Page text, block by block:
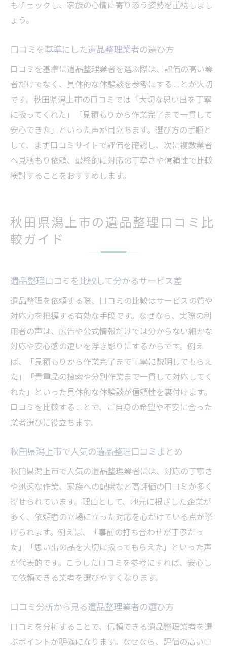
もチェックし、家族の心情に寄り添う姿勢を重視しまし
ょう。
口コミを基準にした遺品整理業者の選び方
口コミを基準に遺品整理業者を選ぶ際は、評価の高い業
者だけでなく、具体的な体験談を参考にすることが大切
です。秋田県潟上市の口コミでは「大切な思い出を丁寧
に扱ってくれた」「見積もりから作業完了まで一貫して
安心できた」といった声が目立ちます。選び方の手順と
して、まず口コミサイトで評価を確認し、次に複数業者
へ見積もり依頼、最終的に対応の丁寧さや信頼性で比較
検討することをおすすめします。
秋田県潟上市の遺品整理口コミ比
較ガイド
遺品整理口コミを比較して分かるサービス差
遺品整理を依頼する際、口コミの比較はサービスの質や
対応力を把握する有効な手段です。なぜなら、実際の利
用者の声は、広告や公式情報だけでは分からない細かな
対応や安心感の違いを浮き彫りにするからです。例え
ば、「見積もりから作業完了まで丁寧に説明してもらえ
た」「貴重品の捜索や分別作業まで一貫して対応してく
れた」といった具体的な体験談が信頼性を裏付けます。
口コミを比較することで、ご自身の希望や不安に合った
業者選びに役立ちます。
秋田県潟上市で人気の遺品整理口コミまとめ
秋田県潟上市で人気の遺品整理業者には、対応の丁寧さ
や迅速な作業、家族への配慮など高評価の口コミが多く
寄せられています。理由として、地元に根ざした企業が
多く、依頼者の立場に立った対応を心がけている点が挙
げられます。例えば、「事前の打ち合わせが丁寧だっ
た」「思い出の品を大切に扱ってもらえた」といった声
が代表的です。こうした口コミを参考にすれば、安心し
て依頼できる業者を選びやすくなります。
口コミ分析から見る遺品整理業者の選び方
口コミを分析することで、信頼できる遺品整理業者を選
ぶポイントが明確になります。なぜなら、評価の高い口